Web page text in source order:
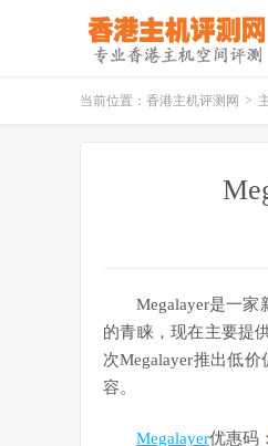
当前位置： 香港主机评测网 >
Megalayer是一
的青睐，现在主要提
次Megalayer推出低
容。
Megalayer优惠码：